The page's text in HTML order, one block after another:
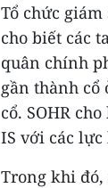
Tổ chức
cho biết các
quân chính
gần thành cổ
cổ. SOHR
IS với các
Trong khi